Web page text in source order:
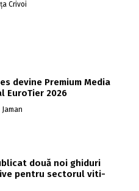
Crivoi
devine Premium Media
EuroTier 2026
două noi ghiduri
pentru sectorul viti-